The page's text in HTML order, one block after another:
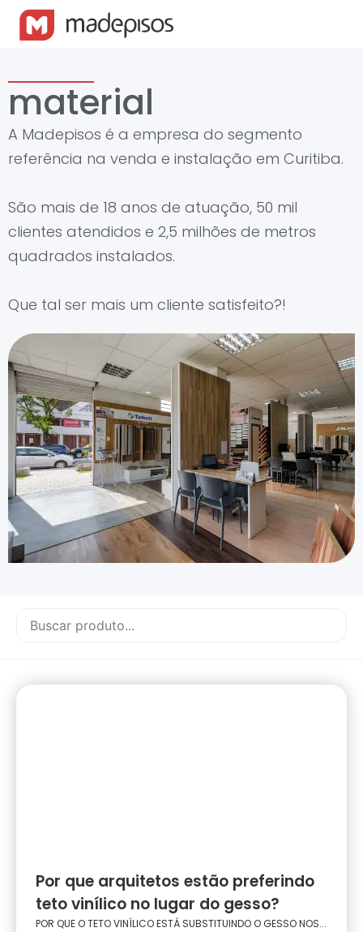
material
A Madepisos é a empresa do segmento
referência na venda e instalação em Curitiba.
São mais de 18 anos de atuação, 50 mil
clientes atendidos e 2,5 milhões de metros
quadrados instalados.
Que tal ser mais um cliente satisfeito?!
Por que arquitetos estão preferindo
teto vinílico no lugar do gesso?
POR QUE O TETO VINÍLICO ESTÁ SUBSTITUINDO O GESSO NOS...